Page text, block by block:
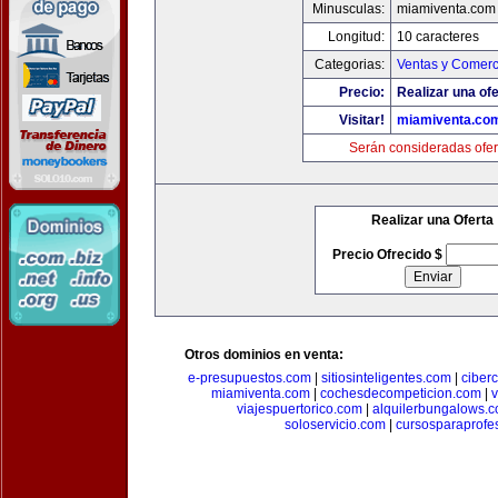
Minusculas:
miamiventa.com
Longitud:
10 caracteres
Categorias:
Ventas y
Precio:
Realizar una
Visitar!
Serán consideradas
Realizar una Oferta
Precio Ofrecido $
Otros dominios en venta:
e-presupuestos.com
sitiosinteligentes.com
miamiventa.com
cochesdecompeticion.com
viajespuertorico.com|
soloservicio.com|